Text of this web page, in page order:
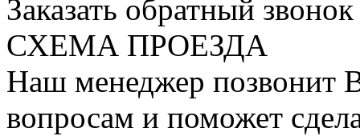
Заказать обратный звонок
СХЕМА ПРОЕЗДА
Наш менеджер позвонит
вопросам и поможет